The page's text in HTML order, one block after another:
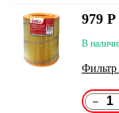
В
979 Р
-